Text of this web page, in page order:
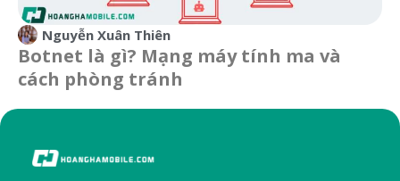
Nguyễn Xuân Thiên
Botnet là gì? Mạng máy tính ma và
cách phòng tránh